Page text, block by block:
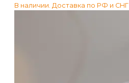
В наличии. Доставка по РФ и СНГ